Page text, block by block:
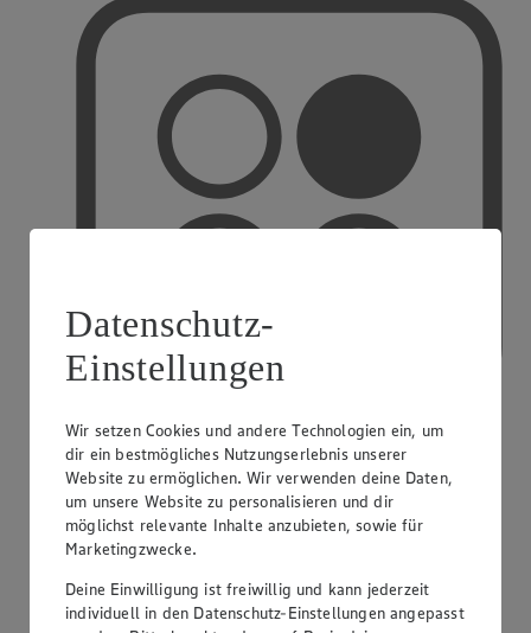
PAYBACK
Datenschutz-
Einstellungen
Wir setzen Cookies und andere Technologien ein, um
dir ein bestmögliches Nutzungserlebnis unserer
Website zu ermöglichen. Wir verwenden deine Daten,
um unsere Website zu personalisieren und dir
möglichst relevante Inhalte anzubieten, sowie für
Marketingzwecke.
Deine Einwilligung ist freiwillig und kann jederzeit
individuell in den Datenschutz-Einstellungen angepasst